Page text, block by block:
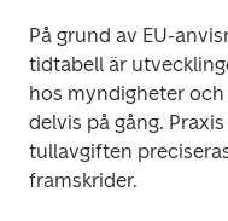
På grund av EU-
tidtabell är
hos myndigheter
delvis på gång.
tullavgiften
framskrider.